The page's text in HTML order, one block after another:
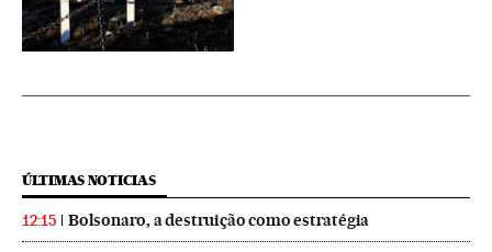
ÚLTIMAS NOTICIAS
12:15 Bolsonaro, a destruição como estratégia